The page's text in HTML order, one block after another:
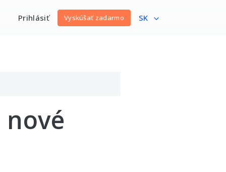
Prihlásiť Vyskúšať zadarmo SK